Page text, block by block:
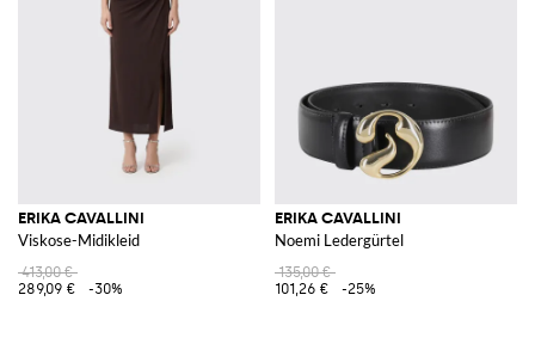
auf Giglio.com und nutze den kostenlosen Versand aus.
ERIKA CAVALLINI
Viskose-Midikleid
413,00 €
289,09 €
-30%
ERIKA CAVALLINI
Noemi Ledergürtel
135,00 €
101,26 €
-25%